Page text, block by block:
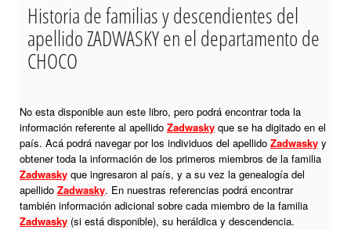
Historia de familias y descendientes del
apellido ZADWASKY en el departamento de
CHOCO
No esta disponible aun este libro, pero podrá encontrar toda la
información referente al apellido Zadwasky que se ha digitado en el
país. Acá podrá navegar por los individuos del apellido Zadwasky y
obtener toda la información de los primeros miembros de la familia
Zadwasky que ingresaron al país, y a su vez la genealogía del
apellido Zadwasky. En nuestras referencias podrá encontrar
también información adicional sobre cada miembro de la familia
Zadwasky (si está disponible), su heráldica y descendencia.